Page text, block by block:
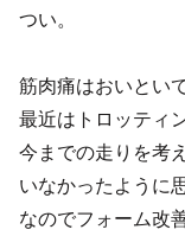
つい。
筋肉痛はおいといて
最近はトロッティ
今までの走りを考
いなかったように
なのでフォーム改